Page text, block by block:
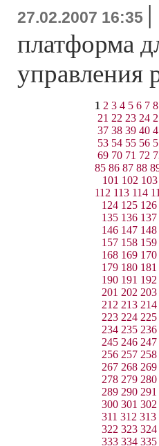
27.02.2007 16:35 |
платформа
управления
1 2 3 4 5 6 7 8
21 22 23 24
37 38 39 40
53 54 55 56
69 70 71 72
85 86 87 88
101 102 103
112 113 114
124 125 126
135 136 137
146 147 148
157 158 159
168 169 170
179 180 181
190 191 192
201 202 203
212 213 214
223 224 225
234 235 236
245 246 247
256 257 258
267 268 269
278 279 280
289 290 291
300 301 302
311 312 313
322 323 324
333 334 335